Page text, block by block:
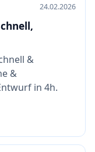
24.02.2026
&
&
in 4h.